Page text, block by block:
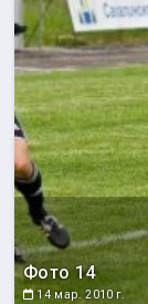
Фото 14
14 мар. 2010 г.